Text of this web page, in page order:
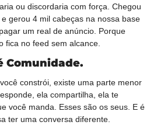
ou discordaria com força. Chegou
gerou 4 mil cabeças na nossa base
um real de anúncio. Porque
fica no feed sem alcance.
Comunidade.
constrói, existe uma parte menor
ela compartilha, ela te
você manda. Esses são os seus. E é
ter uma conversa diferente.